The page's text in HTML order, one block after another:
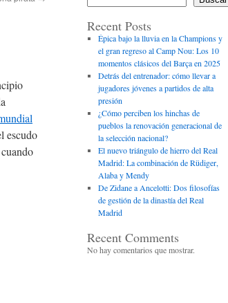
escudo
Recent Posts
Épica bajo la lluvia en la Champions y
el gran regreso al Camp Nou: Los 10
momentos clásicos del Barça en 2025
Detrás del entrenador: cómo llevar a
jugadores jóvenes a partidos de alta
presión
¿Cómo perciben los hinchas de
pueblos la renovación generacional de
la selección nacional?
El nuevo triángulo de hierro del Real
Madrid: La combinación de Rüdiger,
Alaba y Mendy
De Zidane a Ancelotti: Dos filosofías
de gestión de la dinastía del Real
Madrid
Recent Comments
No hay comentarios que mostrar.